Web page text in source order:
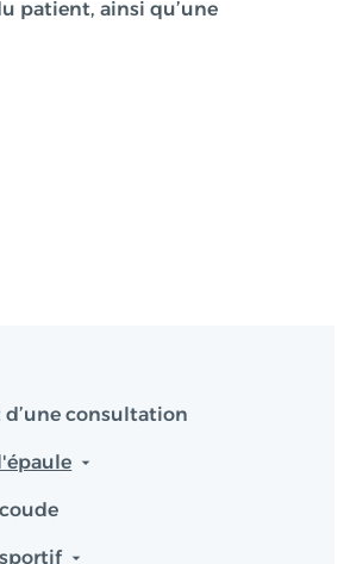
patient, ainsi qu’une
d’une consultation